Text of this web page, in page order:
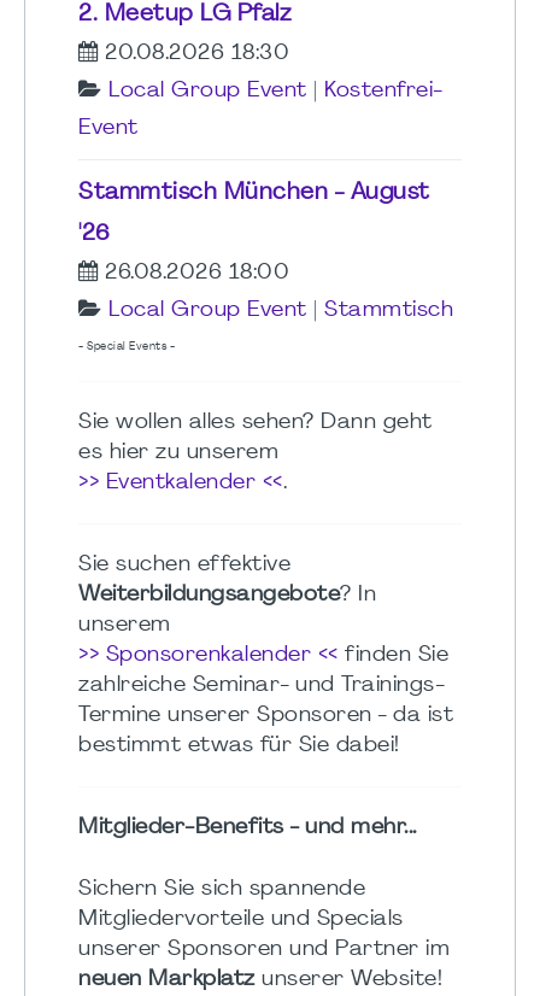
2. Meetup LG Pfalz
20.08.2026 18:30
Local Group Event
Kostenfrei-
Event
Stammtisch München - August
'26
26.08.2026 18:00
Local Group Event
Stammtisch
- Special Events -
Sie wollen alles sehen? Dann geht
es hier zu unserem
>> Eventkalender <<.
Sie suchen effektive
Weiterbildungsangebote? In
unserem
>> Sponsorenkalender << finden Sie
zahlreiche Seminar- und Trainings-
Termine unserer Sponsoren - da ist
bestimmt etwas für Sie dabei!
Mitglieder-Benefits - und mehr...
Sichern Sie sich spannende
Mitgliedervorteile und Specials
unserer Sponsoren und Partner im
neuen Markplatzunserer Website!